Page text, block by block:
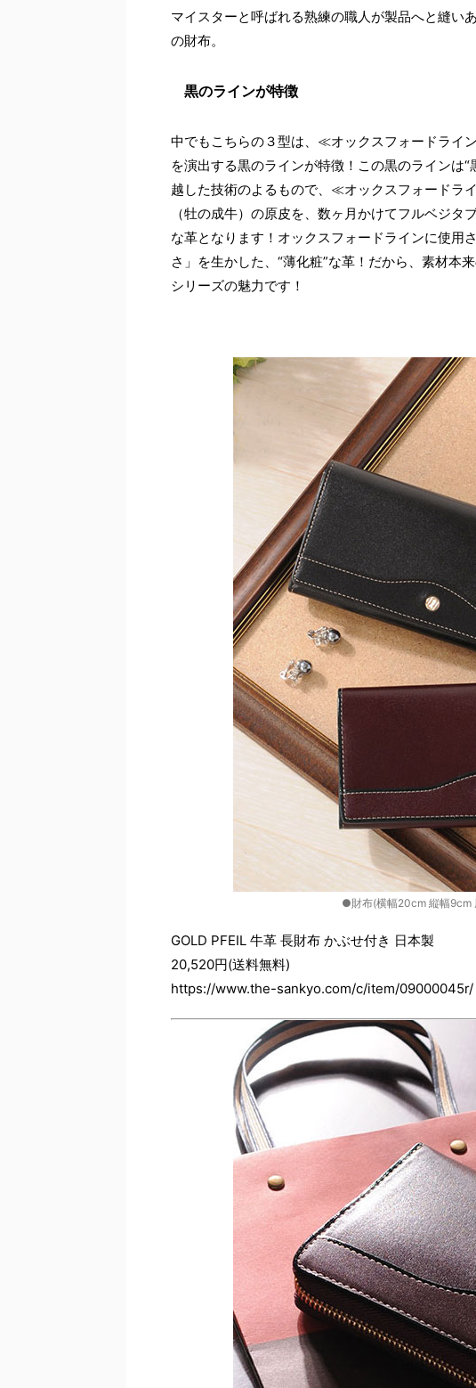
マイスターと呼ばれる熟練の職人が製品へと縫
の財布。
黒のラインが特徴
中でもこちらの３型は、≪オックスフォードライ
を演出する黒のラインが特徴！この黒のラインは
越した技術のよるもので、≪オックスフォードラ
（牡の成牛）の原皮を、数ヶ月かけてフルベジ
な革となります！オックスフォードラインに使用
さ」を生かした、“薄化粧”な革！だから、素材本
シリーズの魅力です！
●財布(横幅20cm 縦幅9cm
GOLD PFEIL 牛革 長財布 かぶせ付き 日本製
20,520円(送料無料)
https://www.the-sankyo.com/c/item/09000045r/